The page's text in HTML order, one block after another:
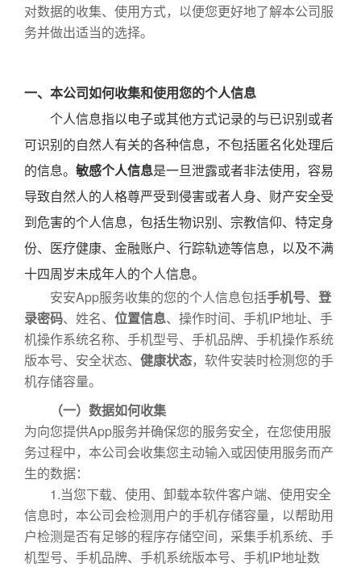
对数据的收集、使用方式，以便您更好地了解本公司服
务并做出适当的选择。
一、本公司如何收集和使用您的个人信息
个人信息指以电子或其他方式记录的与已识别或者
可识别的自然人有关的各种信息，不包括匿名化处理后
的信息。 敏感个人信息是一旦泄露或者非法使用，容易
导致自然人的人格尊严受到侵害或者人身、财产安全受
到危害的个人信息，包括生物识别、宗教信仰、特定身
份、医疗健康、金融账户、行踪轨迹等信息，以及不满
十四周岁未成年人的个人信息。
安安App服务收集的您的个人信息包括手机号、 登
录密码、姓名、 位置信息、操作时间、手机IP地址、手
机操作系统名称、手机型号、手机品牌、手机操作系统
版本号、安全状态、 健康状态，软件安装时检测您的手
机存储容量。
（一）数据如何收集
为向您提供App服务并确保您的服务安全，在您使用服
务过程中，本公司会收集您主动输入或因使用服务而产
生的数据：
1.当您下载、使用、卸载本软件客户端、使用安全
信息时，本公司会检测用户的手机存储容量，以帮助用
户检测是否有足够的程序存储空间，采集手机系统、手
机型号、手机品牌、手机系统版本号、手机IP地址数